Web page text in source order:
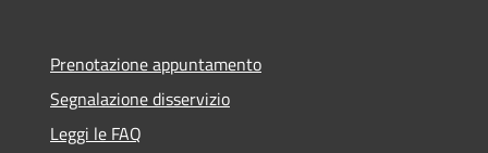
Prenotazione appuntamento
Segnalazione disservizio
Leggi le FAQ